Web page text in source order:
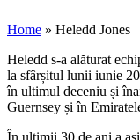
Home » Heledd Jones
Heledd s-a alăturat
la sfârșitul lunii iunie
în ultimul deceniu și
Guernsey și în
În ultimii 30 de ani a